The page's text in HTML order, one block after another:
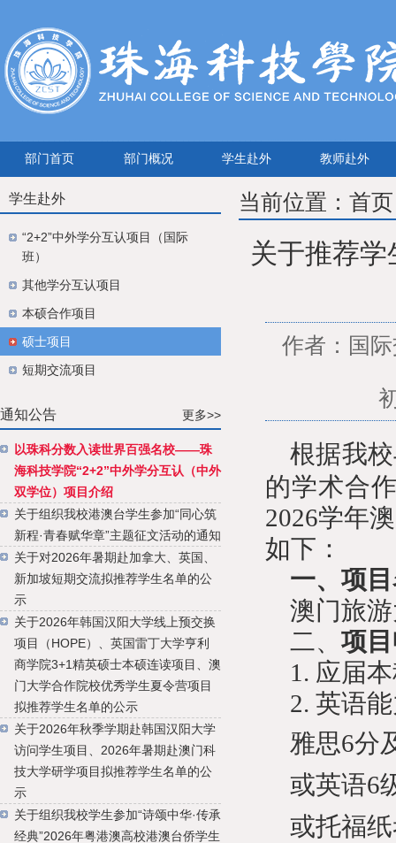
部门首页 部门概况 学生赴外 教师赴外
学生赴外
“2+2”中外学分互认项目（国际
班）
其他学分互认项目
本硕合作项目
硕士项目
短期交流项目
通知公告 更多>>
以珠科分数入读世界百强名校——珠
海科技学院“2+2”中外学分互认（中外
双学位）项目介绍
关于组织我校港澳台学生参加“同心筑
新程·青春赋华章”主题征文活动的通知
关于对2026年暑期赴加拿大、英国、
新加坡短期交流拟推荐学生名单的公
示
关于2026年韩国汉阳大学线上预交换
项目（HOPE）、英国雷丁大学亨利
商学院3+1精英硕士本硕连读项目、澳
门大学合作院校优秀学生夏令营项目
拟推荐学生名单的公示
关于2026年秋季学期赴韩国汉阳大学
访问学生项目、2026年暑期赴澳门科
技大学研学项目拟推荐学生名单的公
示
关于组织我校学生参加“诗颂中华·传承
经典”2026年粤港澳高校港澳台侨学生
当前位置： 首页
关于推荐
作者：国
根据我
的学术合
2026学年
如下：
一、项
澳门旅
二、 项
1. 应届
2. 英语
雅思6分
或英语6
或托福